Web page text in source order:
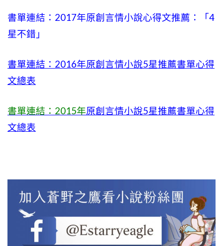
書單連結：2017年原創言情小說心得文推薦：「4
星不錯」
書單連結：2016年原創言情小說5星推薦書單心得
文總表
書單連結：2015年原創言情小說5星推薦書單心得
文總表